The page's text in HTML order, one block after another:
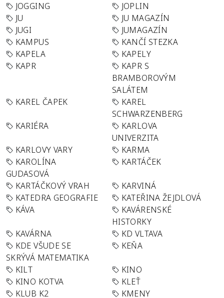
JOGGING
JOPLIN
JU
JU MAGAZÍN
JUGI
JUMAGAZÍN
KAMPUS
KANČÍ STEZKA
KAPELA
KAPELY
KAPR
KAPR S
BRAMBOROVÝM
SALÁTEM
KAREL ČAPEK
KAREL
SCHWARZENBERG
KARIÉRA
KARLOVA
UNIVERZITA
KARLOVY VARY
KARMA
KAROLÍNA
GUDASOVÁ
KARTÁČEK
KARTÁČKOVÝ VRAH
KARVINÁ
KATEDRA GEOGRAFIE
KATEŘINA ŽEJDLOVÁ
KÁVA
KAVÁRENSKÉ
HISTORKY
KAVÁRNA
KD VLTAVA
KDE VŠUDE SE
SKRÝVÁ MATEMATIKA
KEŇA
KILT
KINO
KINO KOTVA
KLEŤ
KLUB K2
KMENY